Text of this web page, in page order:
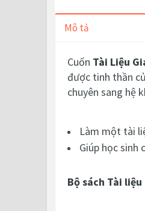
Mô tả
Cuốn Tài Liệu
được tinh thần
chuyên sang hệ
Làm một tài
Giúp học sinh
Bộ sách Tài